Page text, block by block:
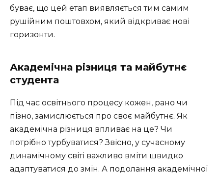
буває, що цей етап виявляється тим самим
рушійним поштовхом, який відкриває нові
горизонти.
Академічна різниця та майбутнє
студента
Під час освітнього процесу кожен, рано чи
пізно, замислюється про своє майбутнє. Як
академічна різниця впливає на це? Чи
потрібно турбуватися? Звісно, у сучасному
динамічному світі важливо вміти швидко
адаптуватися до змін. А подолання академічної